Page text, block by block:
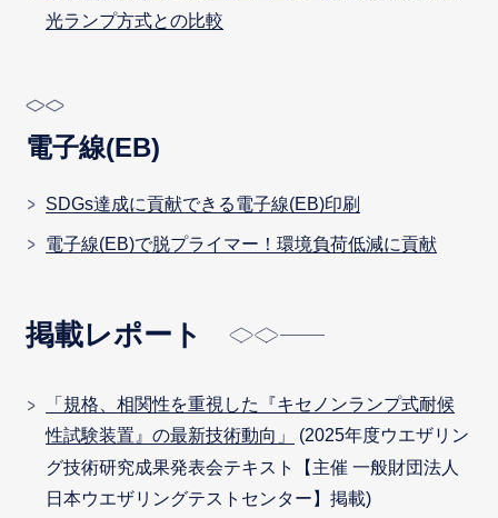
光ランプ方式との比較
電子線(EB)
SDGs達成に貢献できる電子線(EB)印刷
電子線(EB)で脱プライマー！環境負荷低減に貢献
掲載レポート
「規格、相関性を重視した『キセノンランプ式耐候
性試験装置』の最新技術動向」
(2025年度ウエザリン
グ技術研究成果発表会テキスト【主催 一般財団法人
日本ウエザリングテストセンター】掲載)